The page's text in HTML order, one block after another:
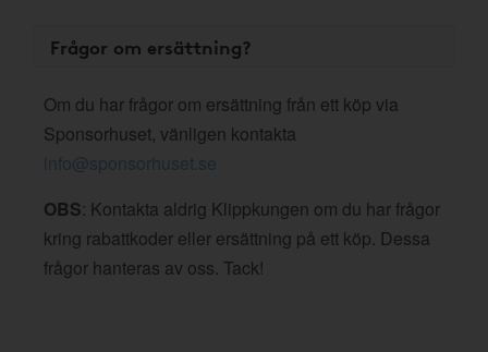
Frågor om ersättning?
Om du har frågor om ersättning från ett köp via
Sponsorhuset, vänligen kontakta
info@sponsorhuset.se
OBS: Kontakta aldrig Klippkungen om du har frågor
kring rabattkoder eller ersättning på ett köp. Dessa
frågor hanteras av oss. Tack!